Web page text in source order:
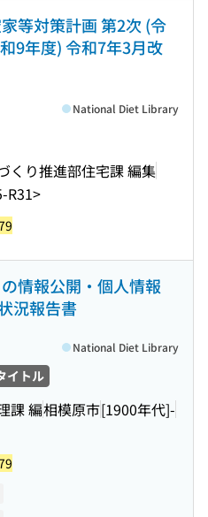
等対策計画 第2次 (令
9年度) 令和7年3月改
くり推進部住宅課 編集
R31>
National Diet Library
情報公開・個人情報
況報告書
イトル
課 編相模原市[1900年代]-
National Diet Library